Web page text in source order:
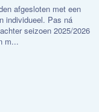
afgesloten met een
individueel. Pas ná
seizoen 2025/2026
m...